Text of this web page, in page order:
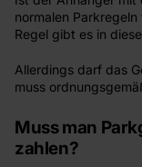
normalen
Regel gibt es in
Allerdings darf das
muss
Muss man
zahlen?